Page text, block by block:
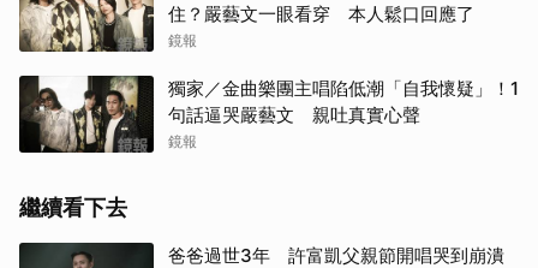
住？嚴藝文一眼看穿 本人鬆口回應了
鏡報
獨家／金曲樂團主唱陷低潮「自我懷疑」！1
句話逼哭嚴藝文 親吐真實心聲
鏡報
繼續看下去
爸爸過世3年 許富凱父親節開唱哭到崩潰